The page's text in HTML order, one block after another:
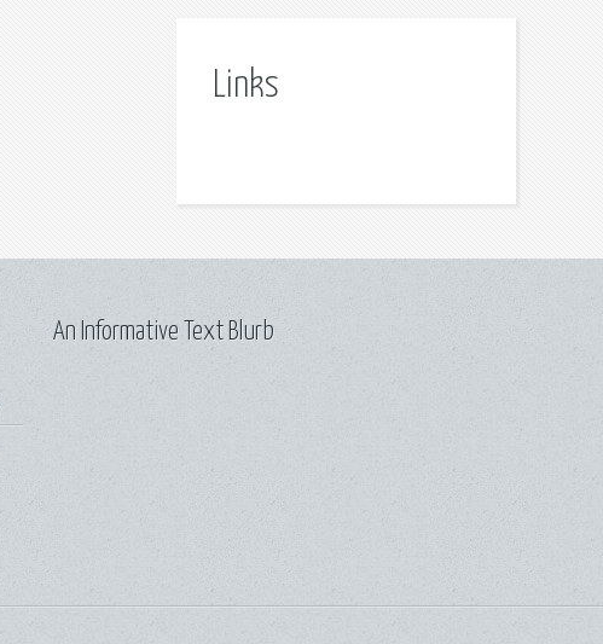
Links
An Informative Text Blurb